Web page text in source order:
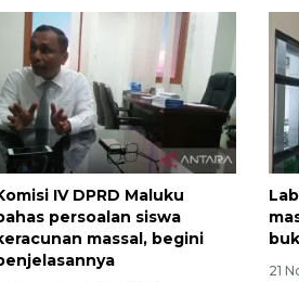
IV DPRD Maluku
persoalan siswa
massal, begini
21